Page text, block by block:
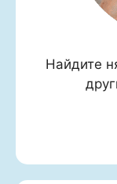
Найдите